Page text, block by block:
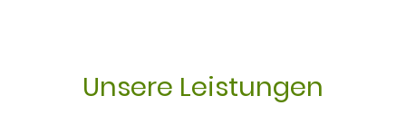
Unsere Leistungen